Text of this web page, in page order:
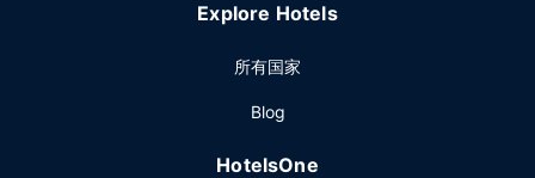
Explore Hotels
所有国家
Blog
HotelsOne